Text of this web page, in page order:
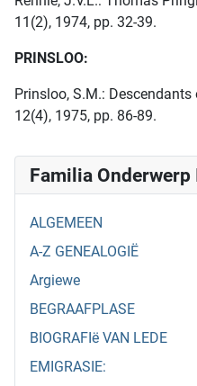
Familia Onderwerp
ALGEMEEN
A-Z GENEALOGIË
Argiewe
BEGRAAFPLASE
BIOGRAFIë VAN LEDE
EMIGRASIE:
11(2), 1974, pp. 32-39.
PRINSLOO:
Prinsloo, S.M.:
12(4), 1975, pp. 86-89.